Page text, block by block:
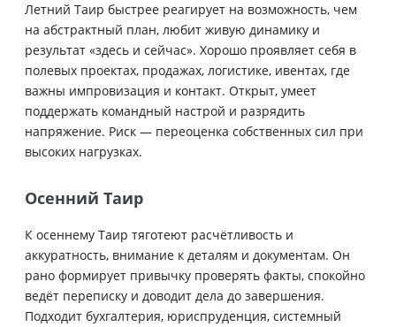
Летний Таир быстрее реагирует на возможность, чем
на абстрактный план, любит живую динамику и
результат «здесь и сейчас». Хорошо проявляет себя в
полевых проектах, продажах, логистике, ивентах, где
важны импровизация и контакт. Открыт, умеет
поддержать командный настрой и разрядить
напряжение. Риск — переоценка собственных сил при
высоких нагрузках.
Осенний Таир
К осеннему Таир тяготеют расчётливость и
аккуратность, внимание к деталям и документам. Он
рано формирует привычку проверять факты, спокойно
ведёт переписку и доводит дела до завершения.
Подходит бухгалтерия, юриспруденция, системный